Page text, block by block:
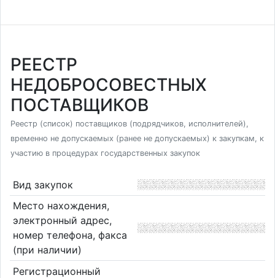
РЕЕСТР
НЕДОБРОСОВЕСТНЫХ
ПОСТАВЩИКОВ
Реестр (список) поставщиков (подрядчиков, исполнителей),
временно не допускаемых (ранее не допускаемых) к закупкам, к
участию в процедурах государственных закупок
Вид закупок
Место нахождения,
электронный адрес,
номер телефона, факса
(при наличии)
Регистрационный